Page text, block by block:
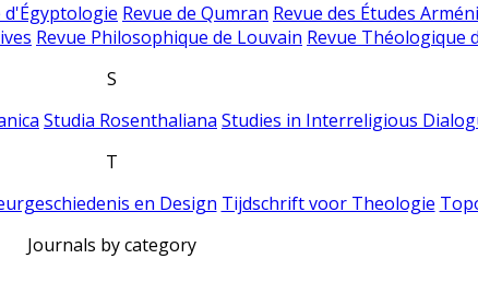
d'Égyptologie Revue de Qumran Revue des Études
Revue Philosophique de Louvain Revue Théologique
S
Studia Rosenthaliana Studies in Interreligious
T
en Design Tijdschrift voor Theologie
Journals by category